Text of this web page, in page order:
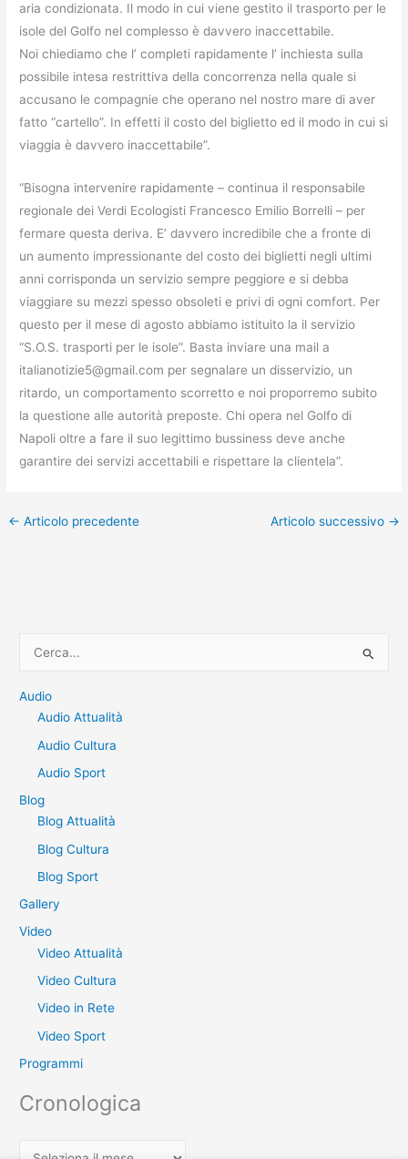
aria condizionata. Il modo in cui viene gestito il trasporto per le
isole del Golfo nel complesso è davvero inaccettabile.
Noi chiediamo che l’ completi rapidamente l’ inchiesta sulla
possibile intesa restrittiva della concorrenza nella quale si
accusano le compagnie che operano nel nostro mare di aver
fatto “cartello”. In effetti il costo del biglietto ed il modo in cui si
viaggia è davvero inaccettabile”.
“Bisogna intervenire rapidamente – continua il responsabile
regionale dei Verdi Ecologisti Francesco Emilio Borrelli – per
fermare questa deriva. E’ davvero incredibile che a fronte di
un aumento impressionante del costo dei biglietti negli ultimi
anni corrisponda un servizio sempre peggiore e si debba
viaggiare su mezzi spesso obsoleti e privi di ogni comfort. Per
questo per il mese di agosto abbiamo istituito la il servizio
“S.O.S. trasporti per le isole”. Basta inviare una mail a
italianotizie5@gmail.com per segnalare un disservizio, un
ritardo, un comportamento scorretto e noi proporremo subito
la questione alle autorità preposte. Chi opera nel Golfo di
Napoli oltre a fare il suo legittimo bussiness deve anche
garantire dei servizi accettabili e rispettare la clientela”.
← Articolo precedente Articolo successivo →
r
Audio
Audio Attualità
Audio Cultura
Audio Sport
Blog
Blog Attualità
Blog Cultura
Blog Sport
Gallery
Video
Video Attualità
Video Cultura
Video in Rete
Video Sport
Programmi
Cronologica